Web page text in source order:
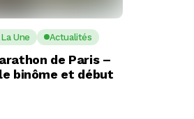
Une Actualités
de Paris –
binôme et début